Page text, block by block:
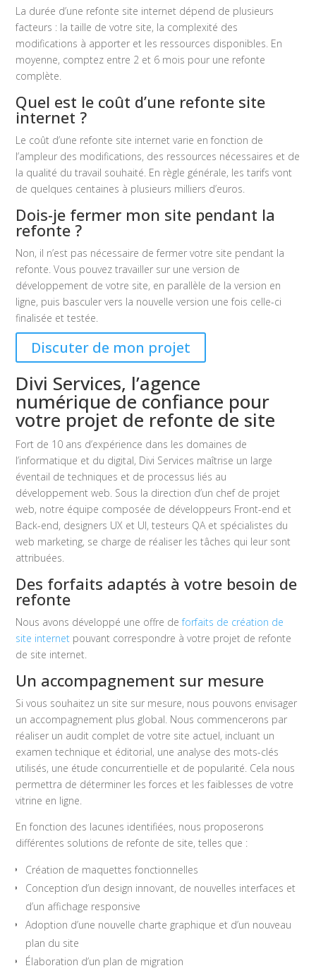
La durée d’une refonte site internet dépend de plusieurs
facteurs : la taille de votre site, la complexité des
modifications à apporter et les ressources disponibles. En
moyenne, comptez entre 2 et 6 mois pour une refonte
complète.
Quel est le coût d’une refonte site
internet ?
Le coût d’une refonte site internet varie en fonction de
l’ampleur des modifications, des ressources nécessaires et de
la qualité du travail souhaité. En règle générale, les tarifs vont
de quelques centaines à plusieurs milliers d’euros.
Dois-je fermer mon site pendant la
refonte ?
Non, il n’est pas nécessaire de fermer votre site pendant la
refonte. Vous pouvez travailler sur une version de
développement de votre site, en parallèle de la version en
ligne, puis basculer vers la nouvelle version une fois celle-ci
finalisée et testée.
Discuter de mon projet
Divi Services, l’agence
numérique de confiance pour
votre projet de refonte de site
Fort de 10 ans d’expérience dans les domaines de
l’informatique et du digital, Divi Services maîtrise un large
éventail de techniques et de processus liés au
développement web. Sous la direction d’un chef de projet
web, notre équipe composée de développeurs Front-end et
Back-end, designers UX et UI, testeurs QA et spécialistes du
web marketing, se charge de réaliser les tâches qui leur sont
attribuées.
Des forfaits adaptés à votre besoin de
refonte
Nous avons développé une offre deforfaits de création de
site internet pouvant correspondre à votre projet de refonte
de site internet.
Un accompagnement sur mesure
Si vous souhaitez un site sur mesure, nous pouvons envisager
un accompagnement plus global. Nous commencerons par
réaliser un audit complet de votre site actuel, incluant un
examen technique et éditorial, une analyse des mots-clés
utilisés, une étude concurrentielle et de popularité. Cela nous
permettra de déterminer les forces et les faiblesses de votre
vitrine en ligne.
En fonction des lacunes identifiées, nous proposerons
différentes solutions de refonte de site, telles que :
Création de maquettes fonctionnelles
Conception d’un design innovant, de nouvelles interfaces et
d’un affichage responsive
Adoption d’une nouvelle charte graphique et d’un nouveau
plan du site
Élaboration d’un plan de migration